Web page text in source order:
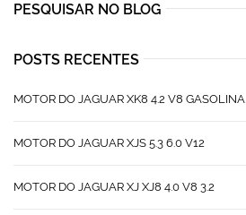
PESQUISAR NO BLOG
POSTS RECENTES
MOTOR DO JAGUAR XK8 4.2 V8 GASOLINA
MOTOR DO JAGUAR XJS 5.3 6.0 V12
MOTOR DO JAGUAR XJ XJ8 4.0 V8 3.2